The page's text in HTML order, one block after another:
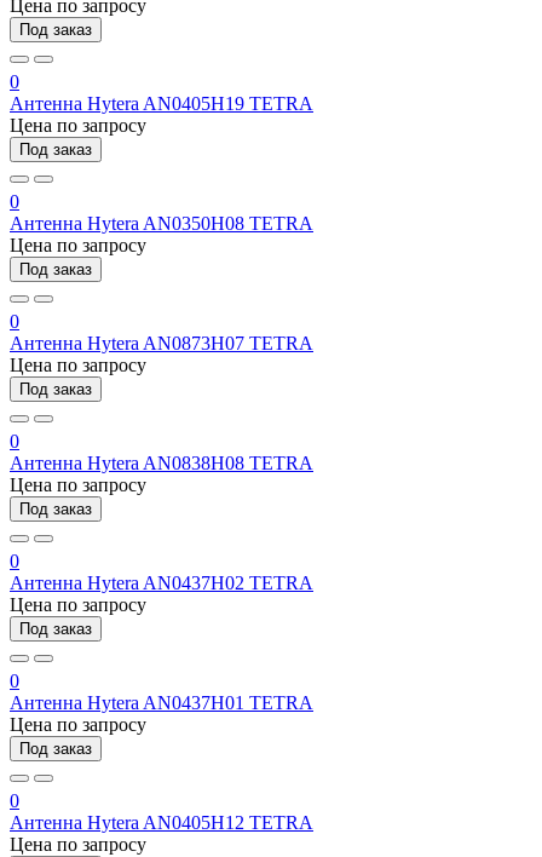
Цена по запросу
Под заказ
0
Антенна Hytera AN0405H19 TETRA
Цена по запросу
Под заказ
0
Антенна Hytera AN0350H08 TETRA
Цена по запросу
Под заказ
0
Антенна Hytera AN0873H07 TETRA
Цена по запросу
Под заказ
0
Антенна Hytera AN0838H08 TETRA
Цена по запросу
Под заказ
0
Антенна Hytera AN0437H02 TETRA
Цена по запросу
Под заказ
0
Антенна Hytera AN0437H01 TETRA
Цена по запросу
Под заказ
0
Антенна Hytera AN0405H12 TETRA
Цена по запросу